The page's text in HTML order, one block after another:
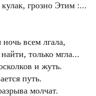
грозно Этим :...
всем лгала,
только мгла...
и жуть.
путь.
молчат.